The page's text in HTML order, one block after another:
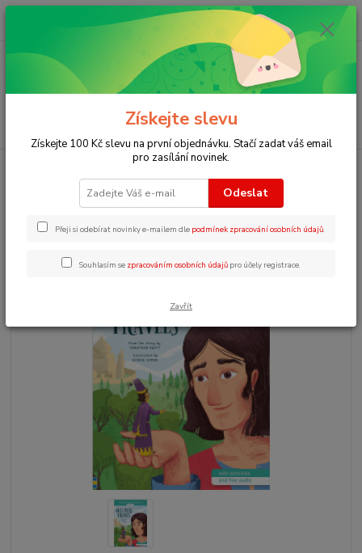
Menu
ks
0 Kč
Pohádky v angličtině poslech
ER2 - The Gulliver´ s travels
Získejte slevu
Získejte 100 Kč slevu na první objednávku. Stačí zadat váš email
pro zasílání novinek.
Odeslat
Přeji si odebírat novinky e-mailem dle podmínek zpracování osobních údajů.
Souhlasím se zpracováním osobních údajů pro účely registrace.
Zavřít